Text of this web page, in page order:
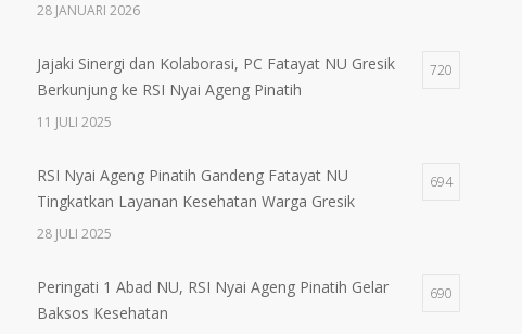
28 JANUARI 2026
Jajaki Sinergi dan Kolaborasi, PC Fatayat NU Gresik
Berkunjung ke RSI Nyai Ageng Pinatih
720
11 JULI 2025
RSI Nyai Ageng Pinatih Gandeng Fatayat NU
Tingkatkan Layanan Kesehatan Warga Gresik
694
28 JULI 2025
Peringati 1 Abad NU, RSI Nyai Ageng Pinatih Gelar
Baksos Kesehatan
690